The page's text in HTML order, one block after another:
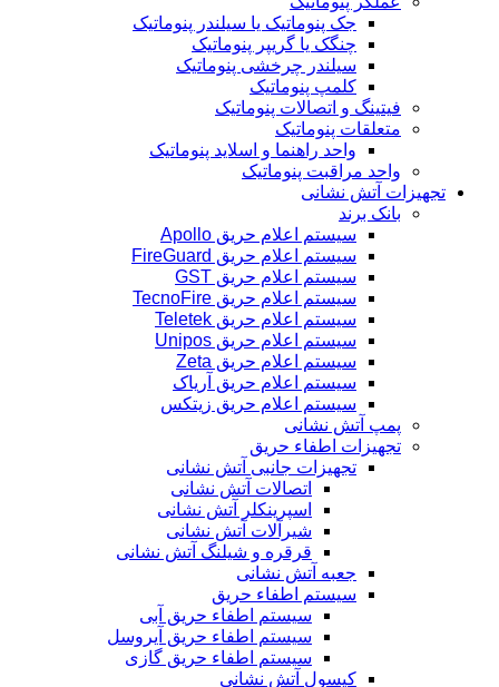
جک پنوماتیک یا سیلندر پنوماتیک
چنگک یا گریپر پنوماتیک
سیلندر چرخشی پنوماتیک
کلمپ پنوماتیک
فیتینگ و اتصالات پنوماتیک
متعلقات پنوماتیک
واحد راهنما و اسلاید پنوماتیک
واحد مراقبت پنوماتیک
تجهیزات آتش نشانی
بانک برند
سیستم اعلام حریق Apollo
سیستم اعلام حریق FireGuard
سیستم اعلام حریق GST
سیستم اعلام حریق TecnoFire
سیستم اعلام حریق Teletek
سیستم اعلام حریق Unipos
سیستم اعلام حریق Zeta
سیستم اعلام حریق آریاک
سیستم اعلام حریق زیتکس
پمپ آتش نشانی
تجهیزات اطفاء حریق
تجهیزات جانبی آتش نشانی
اتصالات آتش نشانی
اسپرینکلر آتش نشانی
شیرآلات آتش نشانی
قرقره و شیلنگ آتش نشانی
جعبه آتش نشانی
سیستم اطفاء حریق
سیستم اطفاء حریق آبی
سیستم اطفاء حریق آیروسل
سیستم اطفاء حریق گازی
کپسول آتش نشانی